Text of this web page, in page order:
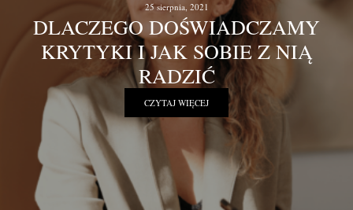
25 sierpnia, 2021
DLACZEGO DOŚWIADCZAMY
KRYTYKI I JAK SOBIE Z NIĄ
RADZIĆ
CZYTAJ WIĘCEJ